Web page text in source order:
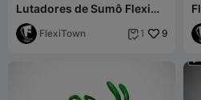
Lutadores de Sumô Flexi
Print-in-Place
FlexiTown  1 9